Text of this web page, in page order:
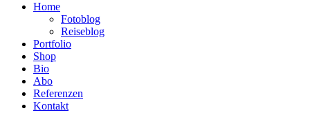
Home
Fotoblog
Reiseblog
Portfolio
Shop
Bio
Abo
Referenzen
Kontakt